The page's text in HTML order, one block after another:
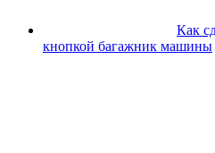
Как
кнопкой багажник машины